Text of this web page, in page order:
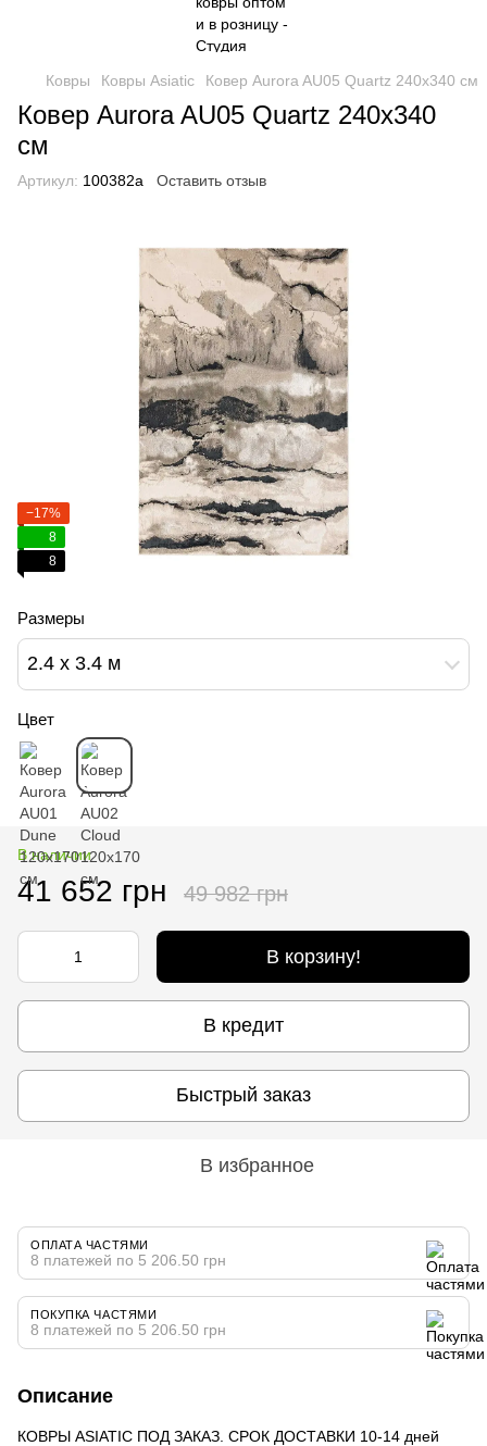
Ковры Ковры Asiatic Ковер Aurora AU05 Quartz 240х340 см
Ковер Aurora AU05 Quartz 240х340
см
Артикул: 100382a Оставить отзыв
−17%
8
8
Размеры
2.4 х 3.4 м
Цвет
В наличии
41 652 грн 49 982 грн
В корзину!
В кредит
Быстрый заказ
В избранное
ОПЛАТА ЧАСТЯМИ
8 платежей по 5 206.50 грн
ПОКУПКА ЧАСТЯМИ
8 платежей по 5 206.50 грн
Описание
КОВРЫ ASIATIC ПОД ЗАКАЗ. СРОК ДОСТАВКИ 10-14 дней